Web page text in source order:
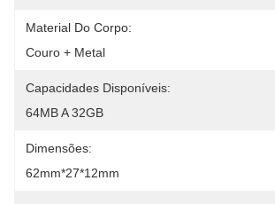
Material Do Corpo:
Couro + Metal
Capacidades Disponíveis:
64MB A 32GB
Dimensões:
62mm*27*12mm